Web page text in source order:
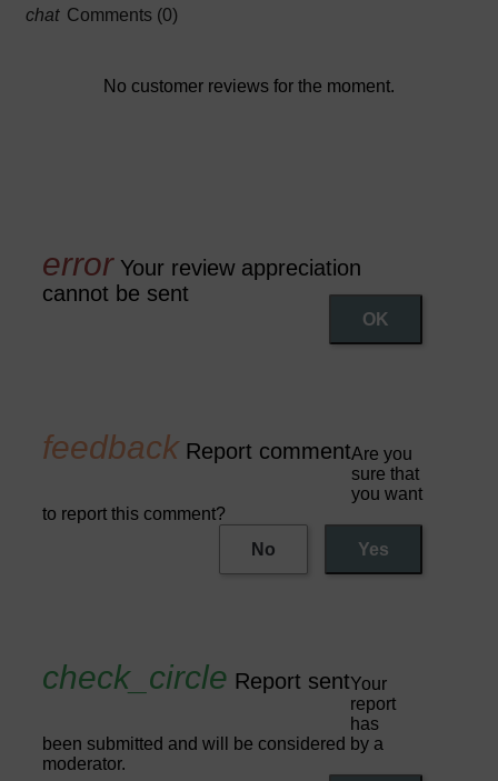
Comments (0)
No customer reviews for the moment.
Your review appreciation
cannot be sent
OK
Report commentAre you
sure that
you want
to report this comment?
No
Yes
Report sentYour
report
has
been submitted and will be considered by a
moderator.